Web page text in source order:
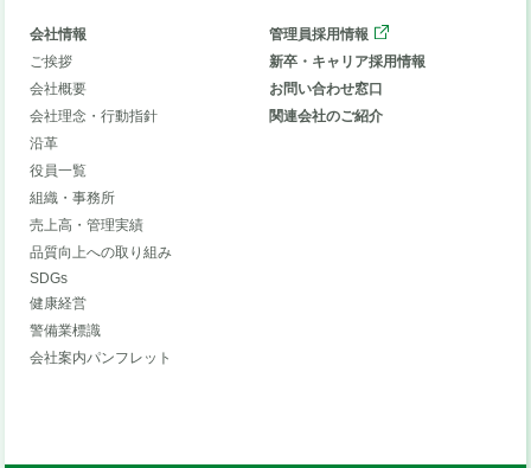
会社情報
ご挨拶
会社概要
会社理念・行動指針
沿革
役員一覧
組織・事務所
売上高・管理実績
品質向上への取り組み
SDGs
健康経営
警備業標識
会社案内パンフレット
管理員採用情報
新卒・キャリア採用情報
お問い合わせ窓口
関連会社のご紹介